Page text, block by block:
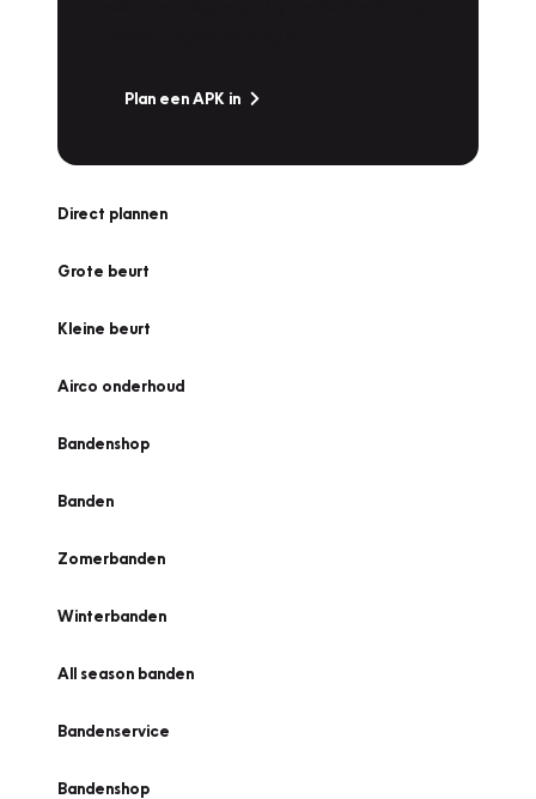
Plan een APK in
Direct plannen
Grote beurt
Kleine beurt
Airco onderhoud
Bandenshop
Banden
Zomerbanden
Winterbanden
All season banden
Bandenservice
Bandenshop